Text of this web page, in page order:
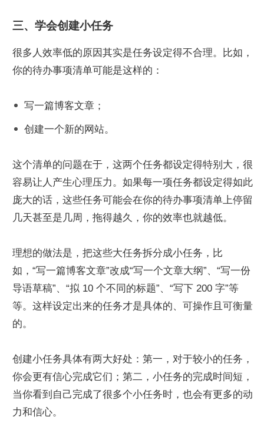
三、学会创建小任务
很多人效率低的原因其实是任务设定得不合理。比如，
你的待办事项清单可能是这样的：
写一篇博客文章；
创建一个新的网站。
这个清单的问题在于，这两个任务都设定得特别大，很
容易让人产生心理压力。如果每一项任务都设定得如此
庞大的话，这些任务可能会在你的待办事项清单上停留
几天甚至是几周，拖得越久，你的效率也就越低。
理想的做法是，把这些大任务拆分成小任务，比
如，“写一篇博客文章”改成“写一个文章大纲”、“写一份
导语草稿”、“拟 10 个不同的标题”、“写下 200 字”等
等。这样设定出来的任务才是具体的、可操作且可衡量
的。
创建小任务具体有两大好处：第一，对于较小的任务，
你会更有信心完成它们；第二，小任务的完成时间短，
当你看到自己完成了很多个小任务时，也会有更多的动
力和信心。